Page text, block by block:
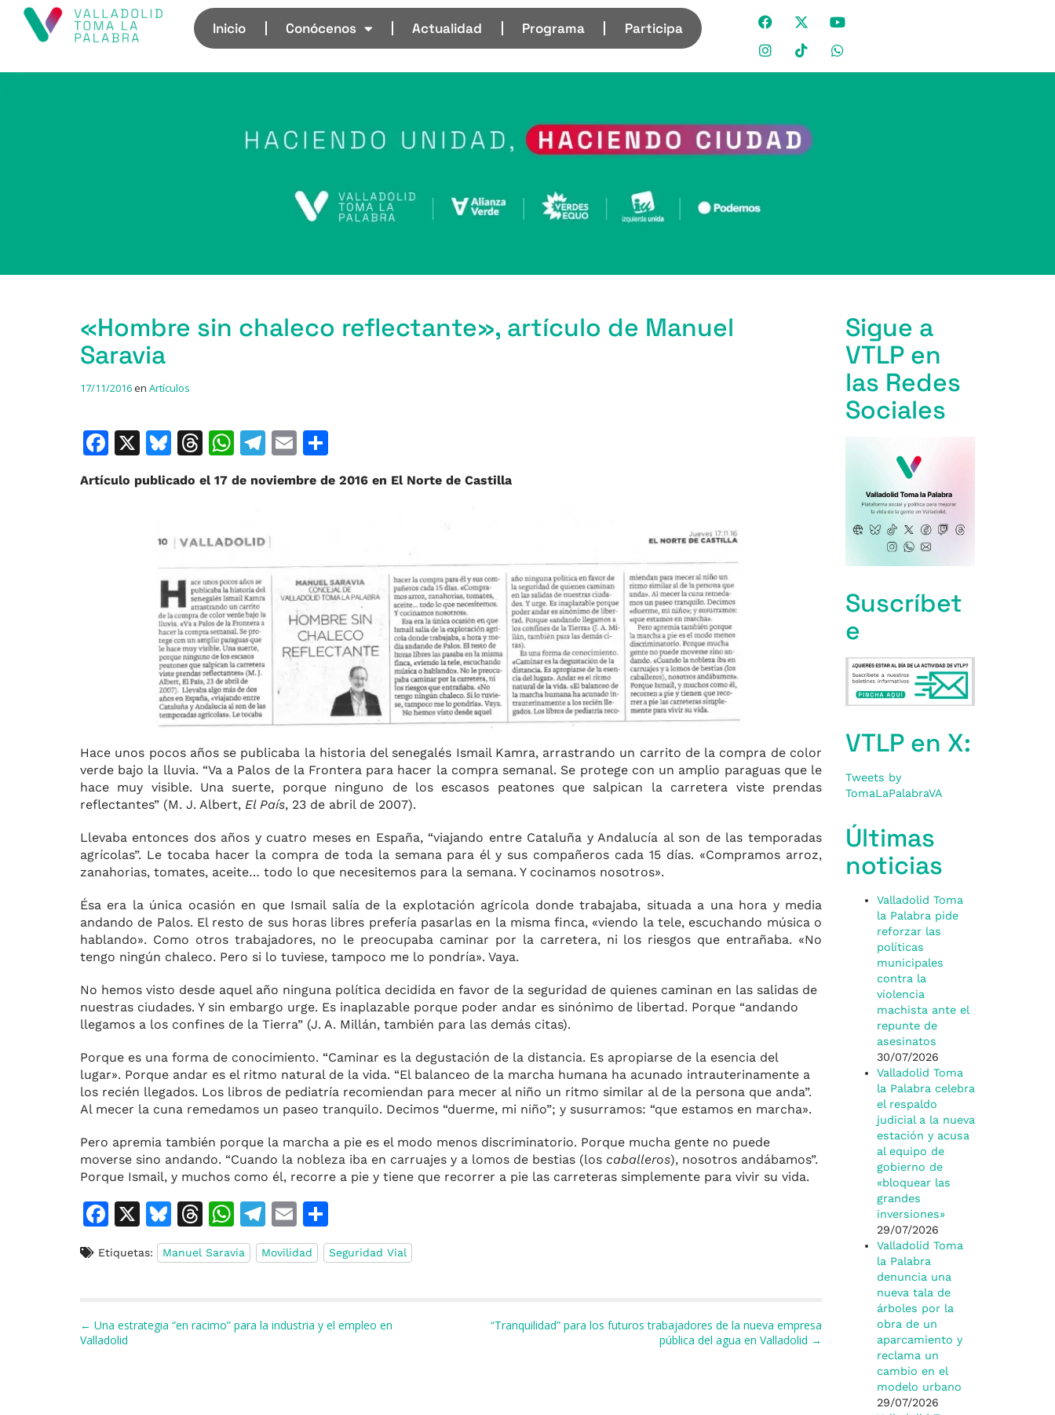
Inicio Conócenos Actualidad Programa Participa
«Hombre sin chaleco reflectante», artículo de Manuel
Saravia
17/11/2016en Artículos
F
a
c
X
Bl
u
e
k
y
T
h
re
d
s
W
h
at
A
p
p
T
el
e
a
m
E
m
ai
o
m
ti
r
Artículo publicado el 17 de noviembre de 2016 en El Norte de Castilla
Hace unos pocos años se publicaba la historia del senegalés Ismail Kamra, arrastrando un carrito de la compra de color
verde bajo la lluvia. “Va a Palos de la Frontera para hacer la compra semanal. Se protege con un amplio paraguas que le
hace muy visible. Una suerte, porque ninguno de los escasos peatones que salpican la carretera viste prendas
reflectantes” (M. J. Albert, El País, 23 de abril de 2007).
Llevaba entonces dos años y cuatro meses en España, “viajando entre Cataluña y Andalucía al son de las temporadas
agrícolas”. Le tocaba hacer la compra de toda la semana para él y sus compañeros cada 15 días. «Compramos arroz,
zanahorias, tomates, aceite… todo lo que necesitemos para la semana. Y cocinamos nosotros».
Ésa era la única ocasión en que Ismail salía de la explotación agrícola donde trabajaba, situada a una hora y media
andando de Palos. El resto de sus horas libres prefería pasarlas en la misma finca, «viendo la tele, escuchando música o
hablando». Como otros trabajadores, no le preocupaba caminar por la carretera, ni los riesgos que entrañaba. «No
tengo ningún chaleco. Pero si lo tuviese, tampoco me lo pondría». Vaya.
No hemos visto desde aquel año ninguna política decidida en favor de la seguridad de quienes caminan en las salidas de
nuestras ciudades. Y sin embargo urge. Es inaplazable porque poder andar es sinónimo de libertad. Porque “andando
llegamos a los confines de la Tierra” (J. A. Millán, también para las demás citas).
Porque es una forma de conocimiento. “Caminar es la degustación de la distancia. Es apropiarse de la esencia del
lugar». Porque andar es el ritmo natural de la vida. “El balanceo de la marcha humana ha acunado intrauterinamente a
los recién llegados. Los libros de pediatría recomiendan para mecer al niño un ritmo similar al de la persona que anda”.
Al mecer la cuna remedamos un paseo tranquilo. Decimos “duerme, mi niño”; y susurramos: “que estamos en marcha».
Pero apremia también porque la marcha a pie es el modo menos discriminatorio. Porque mucha gente no puede
moverse sino andando. “Cuando la nobleza iba en carruajes y a lomos de bestias (los caballeros), nosotros andábamos”.
Porque Ismail, y muchos como él, recorre a pie y tiene que recorrer a pie las carreteras simplemente para vivir su vida.
F
c
o
X
Bl
u
e
k
y
T
h
re
d
s
W
h
at
p
T
el
e
a
m
E
m
ai
o
m
ar
ti
Etiquetas: Manuel Saravia Movilidad Seguridad Vial
Navegación de entradas
← Una estrategia “en racimo” para la industria y el empleo en
Valladolid
“Tranquilidad” para los futuros trabajadores de la nueva empresa
pública del agua en Valladolid →
Sigue a
VTLP en
las Redes
Sociales
Suscríbet
e
VTLP en X:
Tweets by
TomaLaPalabraVA
Últimas
noticias
Valladolid Toma
la Palabra pide
reforzar las
políticas
municipales
contra la
violencia
machista ante el
repunte de
asesinatos
30/07/2026
Valladolid Toma
la Palabra celebra
el respaldo
judicial a la nueva
estación y acusa
al equipo de
gobierno de
«bloquear las
grandes
inversiones»
29/07/2026
Valladolid Toma
la Palabra
denuncia una
nueva tala de
árboles por la
obra de un
aparcamiento y
reclama un
cambio en el
modelo urbano
29/07/2026